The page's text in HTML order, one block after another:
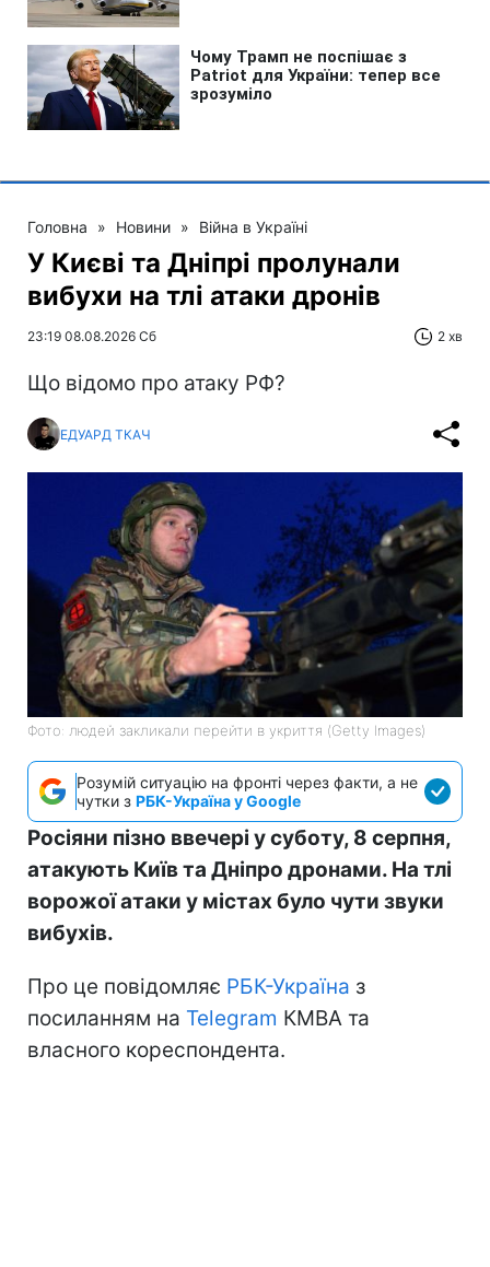
Головна » Новини » Війна в Україні
У Києві та Дніпрі пролунали
вибухи на тлі атаки дронів
23:19 08.08.2026 Сб 2 хв
Що відомо про атаку РФ?
ЕДУАРД ТКАЧ
Фото: людей закликали перейти в укриття (Getty Images)
Розумій ситуацію на фронті через факти, а не
чутки з РБК-Україна у Google
Росіяни пізно ввечері у суботу, 8 серпня,
атакують Київ та Дніпро дронами. На тлі
ворожої атаки у містах було чути звуки
вибухів.
Про це повідомляє РБК-Україна з
посиланням на Telegram КМВА та
власного кореспондента.